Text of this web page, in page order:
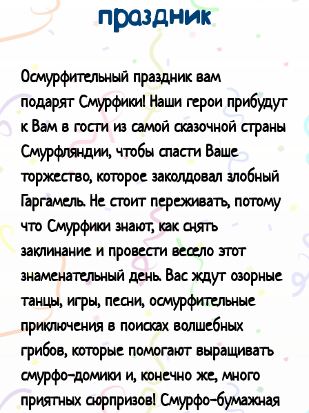
праздник
Осмурфительный праздник вам
подарят Смурфики! Наши герои прибудут
к Вам в гости из самой сказочной страны
Смурфляндии, чтобы спасти Ваше
торжество, которое заколдовал злобный
Гаргамель. Не стоит переживать, потому
что Смурфики знают, как снять
заклинание и провести весело этот
знаменательный день. Вас ждут озорные
танцы, игры, песни, осмурфительные
приключения в поисках волшебных
грибов, которые помогают выращивать
смурфо-домики и, конечно же, много
приятных сюрпризов!Смурфо-бумажная